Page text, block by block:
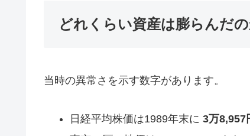
どれくらい資産は膨らんだの
当時の異常さを示す数字があります。
日経平均株価は1989年末に 3万8,957